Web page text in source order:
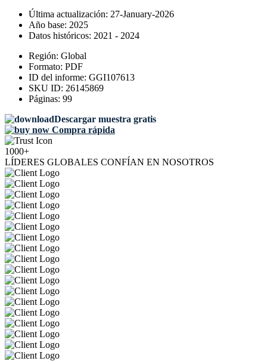
Última actualización: 27-January-2026
Año base: 2025
Datos históricos: 2021 - 2024
Región: Global
Formato: PDF
ID del informe: GGI107613
SKU ID: 26145869
Páginas: 99
Descargar muestra gratis
Compra rápida
1000+
LÍDERES GLOBALES CONFÍAN EN NOSOTROS